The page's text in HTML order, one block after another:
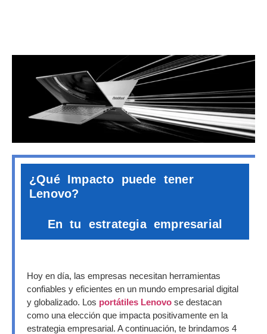
¿Qué Impacto puede tener
Lenovo?
En tu estrategia empresarial
Hoy en día, las empresas necesitan herramientas
confiables y eficientes en un mundo empresarial digital
y globalizado. Los portátiles Lenovo se destacan
como una elección que impacta positivamente en la
estrategia empresarial. A continuación, te brindamos 4